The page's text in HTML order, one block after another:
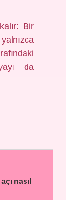
Bir
da
nasıl